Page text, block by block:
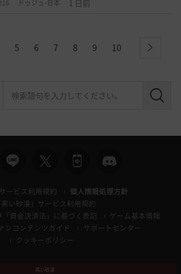
ドゥジュ-日本 1 日前
5 6 7 8 9 10 next
検
ービス利用規約
個人情報処理方針
黒い砂漠」サービス利用規約
「資金決済法」に基づく表記
ゲーム基本情報
ンコンテンツガイド
サポートセンター
クッキーポリシー
黒い砂漠